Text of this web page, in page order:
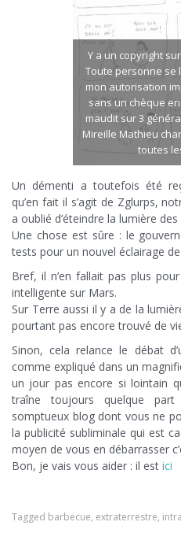
Y a un copyright
Toute personne se
mon autorisation
sans un chèque
maudit sur 3
Mireille Mathieu
toutes
Un démenti a toutefois été
qu’en fait il s’agit de Zglurps,
a oublié d’éteindre la lumière
Une chose est sûre : le
tests pour un nouvel éclairage
Bref, il n’en fallait pas plus
intelligente sur Mars.
Sur Terre aussi il y a de la
pourtant pas encore trouvé de
Sinon, cela relance le débat
comme expliqué dans un
un jour pas encore si lointain
traîne toujours quelque
somptueux blog dont vous ne
la publicité subliminale qui est
moyen de vous en débarrasser
Bon, je vais vous aider : il est ici
Tagged barbecue, extraterrestre,